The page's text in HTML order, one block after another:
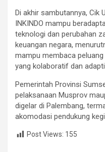
Di akhir sambutannya, Cik
INKINDO mampu
teknologi dan perubahan
keuangan negara,
mampu membaca
yang kolaboratif dan
Pemerintah Provinsi
pelaksanaan Musprov
digelar di Palembang,
akomodasi pendukung
Post Views: 155